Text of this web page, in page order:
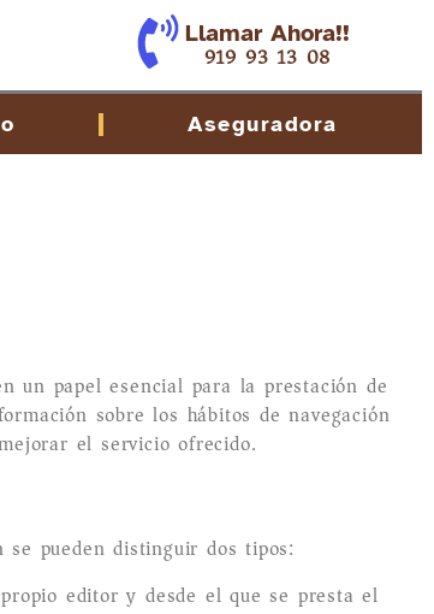
Llamar Ahora!!
919 93 13 08
Aseguradora
un papel esencial para la prestación de
sobre los hábitos de navegación
el servicio ofrecido.
pueden distinguir dos tipos:
editor y desde el que se presta el